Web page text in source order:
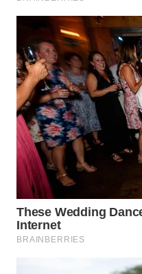
PLN
WATCH
MKLI
LPKKI
LKKI
KOPEKLIN
PORTAL
KONSUMEN